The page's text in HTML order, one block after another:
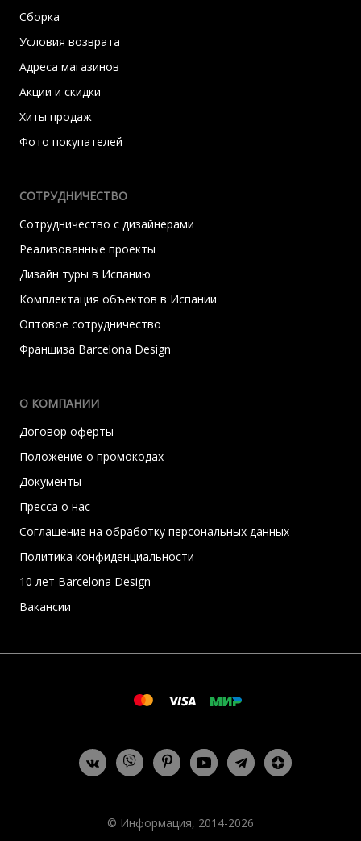
Сборка
Условия возврата
Адреса магазинов
Акции и скидки
Хиты продаж
Фото покупателей
СОТРУДНИЧЕСТВО
Сотрудничество с дизайнерами
Реализованные проекты
Дизайн туры в Испанию
Комплектация объектов в Испании
Оптовое сотрудничество
Франшиза Barcelona Design
О КОМПАНИИ
Договор оферты
Положение о промокодах
Документы
Пресса о нас
Соглашение на обработку персональных данных
Политика конфиденциальности
10 лет Barcelona Design
Вакансии
© Информация, 2014-2026